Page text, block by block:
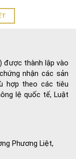
được thành lập vào
nhận các sản
hợp theo các tiêu
lệ quốc tế, Luật
Phương Liệt,